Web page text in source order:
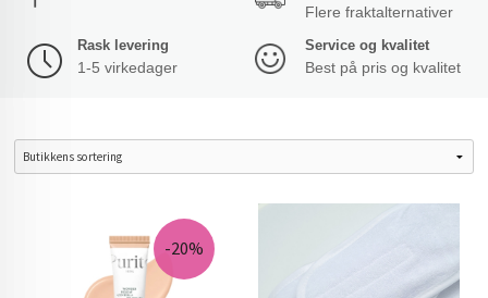
Flere fraktalternativer
Rask levering
1-5 virkedager
Service og kvalitet
Best på pris og kvalitet
-20%